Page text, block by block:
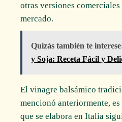
otras versiones
mercado.
Quizás también te
y Soja: Receta Fácil y
El vinagre balsámico
mencionó anteriormente,
que se elabora en Italia